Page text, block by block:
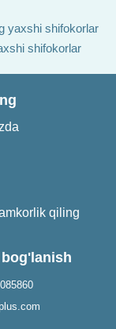
yaxshi shifokorlar
shifokorlar
qiling